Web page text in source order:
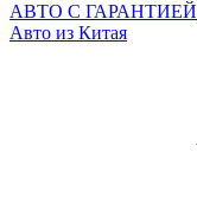
АВТО С ГАРАНТИЕЙ
Авто из Китая